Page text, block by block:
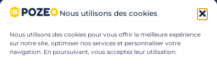
Nous utilisons des cookies
Nous utilisons des cookies pour vous offrir la meilleure expérience
sur notre site, optimiser nos services et personnaliser votre
navigation. En poursuivant, vous acceptez leur utilisation.